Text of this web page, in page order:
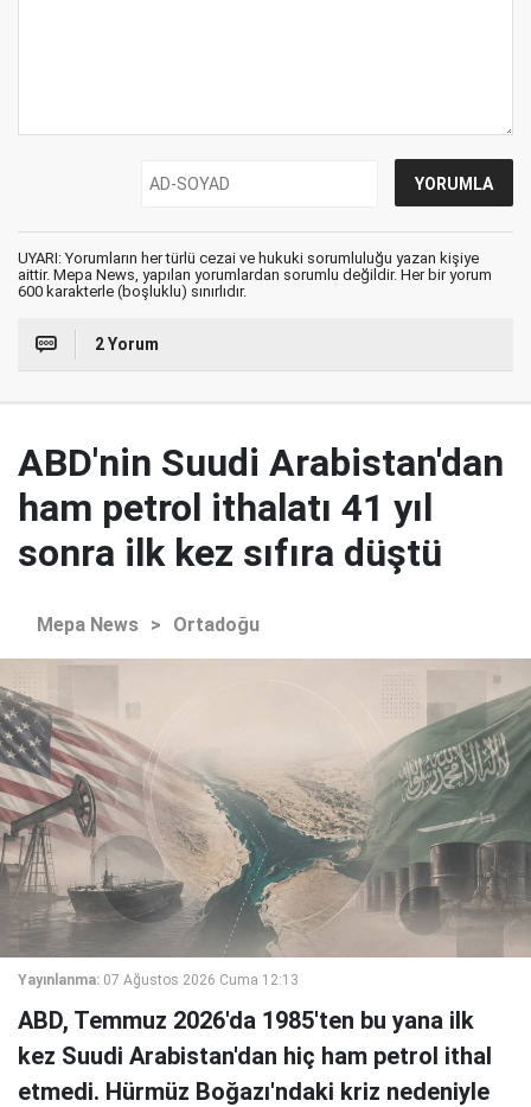
UYARI: Yorumların her türlü cezai ve hukuki sorumluluğu yazan kişiye
aittir. Mepa News, yapılan yorumlardan sorumlu değildir. Her bir yorum
600 karakterle (boşluklu) sınırlıdır.
2 Yorum
ABD'nin Suudi Arabistan'dan
ham petrol ithalatı 41 yıl
sonra ilk kez sıfıra düştü
Mepa News > Ortadoğu
Yayınlanma: 07 Ağustos 2026 Cuma 12:13
ABD, Temmuz 2026'da 1985'ten bu yana ilk
kez Suudi Arabistan'dan hiç ham petrol ithal
etmedi. Hürmüz Boğazı'ndaki kriz nedeniyle